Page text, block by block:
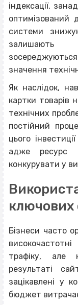
індексації,
оптимізований
системи
залишають
значення
Як наслідок,
картки товарів
технічних
постійний
цього
адже ресурс
конкурувати у
ключових
Бізнеси часто
трафіку, але
результаті
зацікавлені у
бюджет